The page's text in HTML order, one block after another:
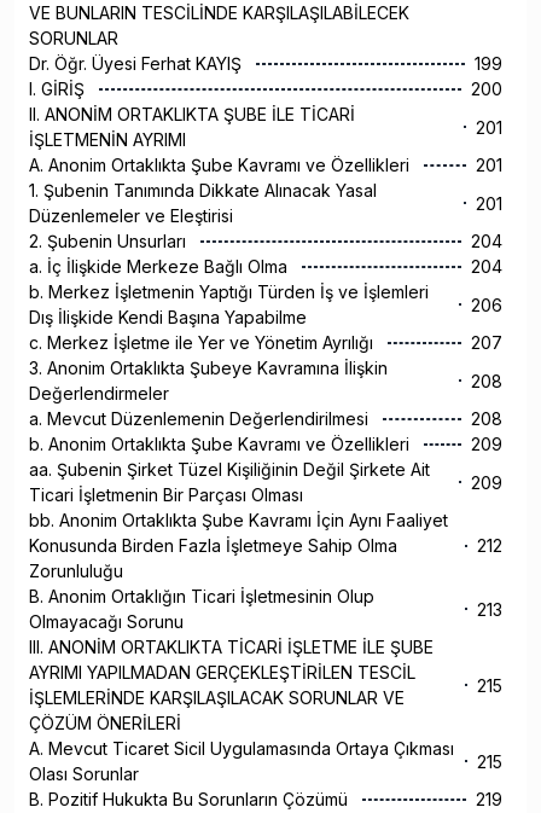
VE BUNLARIN TESCİLİNDE KARŞILAŞILABİLECEK
SORUNLAR
Dr. Öğr. Üyesi Ferhat KAYIŞ
199
I. GİRİŞ
200
II. ANONİM ORTAKLIKTA ŞUBE İLE TİCARİ
İŞLETMENİN AYRIMI
201
A. Anonim Ortaklıkta Şube Kavramı ve Özellikleri
201
1. Şubenin Tanımında Dikkate Alınacak Yasal
Düzenlemeler ve Eleştirisi
201
2. Şubenin Unsurları
204
a. İç İlişkide Merkeze Bağlı Olma
204
b. Merkez İşletmenin Yaptığı Türden İş ve İşlemleri
Dış İlişkide Kendi Başına Yapabilme
206
c. Merkez İşletme ile Yer ve Yönetim Ayrılığı
207
3. Anonim Ortaklıkta Şubeye Kavramına İlişkin
Değerlendirmeler
208
a. Mevcut Düzenlemenin Değerlendirilmesi
208
b. Anonim Ortaklıkta Şube Kavramı ve Özellikleri
209
aa. Şubenin Şirket Tüzel Kişiliğinin Değil Şirkete Ait
Ticari İşletmenin Bir Parçası Olması
209
bb. Anonim Ortaklıkta Şube Kavramı İçin Aynı Faaliyet
Konusunda Birden Fazla İşletmeye Sahip Olma
Zorunluluğu
212
B. Anonim Ortaklığın Ticari İşletmesinin Olup
Olmayacağı Sorunu
213
III. ANONİM ORTAKLIKTA TİCARİ İŞLETME İLE ŞUBE
AYRIMI YAPILMADAN GERÇEKLEŞTİRİLEN TESCİL
İŞLEMLERİNDE KARŞILAŞILACAK SORUNLAR VE
ÇÖZÜM ÖNERİLERİ
215
A. Mevcut Ticaret Sicil Uygulamasında Ortaya Çıkması
Olası Sorunlar
215
B. Pozitif Hukukta Bu Sorunların Çözümü
219